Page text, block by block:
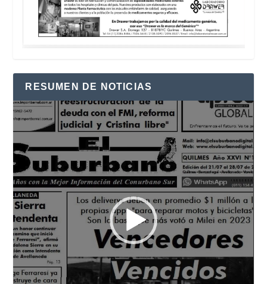
RESUMEN DE NOTICIAS
Reproductor
de
vídeo